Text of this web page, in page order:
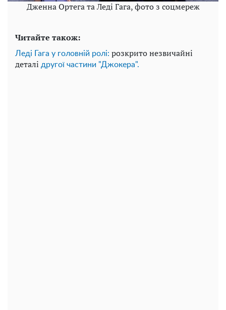
Дженна Ортега та Леді Гага, фото з соцмереж
Читайте також:
Леді Гага у головній ролі: розкрито незвичайні
деталі другої частини "Джокера".